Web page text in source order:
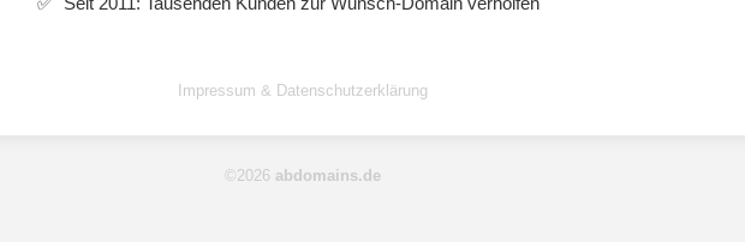
Impressum & Datenschutzerklärung
©2026 abdomains.de